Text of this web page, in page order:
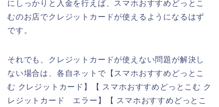
にしっかりと入金を行えば、スマホおすすめどっとこ
むのお店でクレジットカードが使えるようになるはず
です。
それでも、クレジットカードが使えない問題が解決し
ない場合は、各自ネットで【スマホおすすめどっとこ
む クレジットカード】【 スマホおすすめどっとこむ ク
レジットカード エラー】【 スマホおすすめどっとこ